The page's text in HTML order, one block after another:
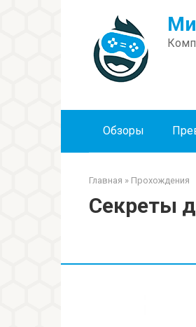
Обзоры
Главная » Прохождения
Секреты